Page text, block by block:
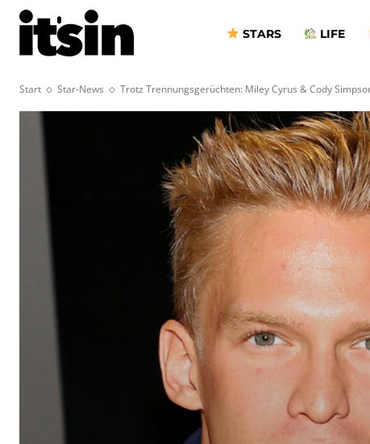
STARS LIFE
Start Star-News Trotz Trennungsgerüchten: Miley Cyrus & Cody